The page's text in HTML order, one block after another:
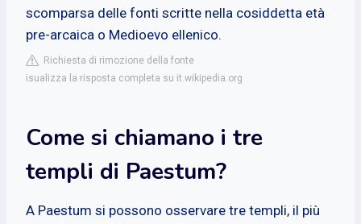
scomparsa delle fonti scritte nella cosiddetta età
pre-arcaica o Medioevo ellenico.
Richiesta di rimozione della fonte
isualizza la risposta completa su it.wikipedia.org
Come si chiamano i tre
templi di Paestum?
A Paestum si possono osservare tre templi, il più